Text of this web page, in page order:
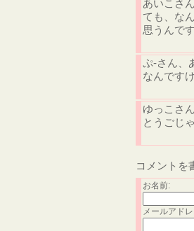
あいこさ
ても、な
思うんで
ぷ-さん、
なんです
ゆっこさ
とうごじ
コメントを
お名前:
メールアド